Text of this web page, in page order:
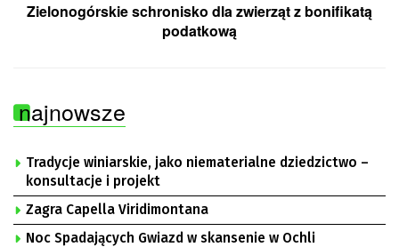
Zielonogórskie schronisko dla zwierząt z bonifikatą
podatkową
najnowsze
Tradycje winiarskie, jako niematerialne dziedzictwo –
konsultacje i projekt
Zagra Capella Viridimontana
Noc Spadających Gwiazd w skansenie w Ochli